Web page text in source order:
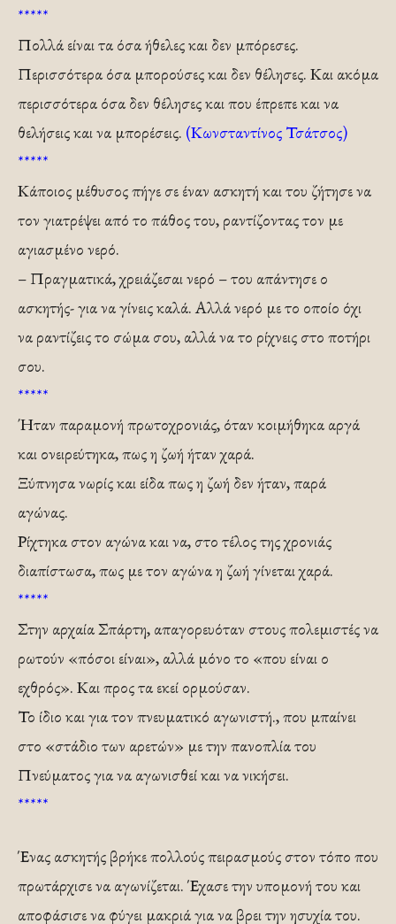
*****
Πολλά είναι τα όσα ήθελες και δεν μπόρεσες.
Περισσότερα όσα μπορούσες και δεν θέλησες. Και ακόμα
περισσότερα όσα δεν θέλησες και που έπρεπε και να
θελήσεις και να μπορέσεις. (Κωνσταντίνος Τσάτσος)
*****
Κάποιος μέθυσος πήγε σε έναν ασκητή και του ζήτησε να
τον γιατρέψει από το πάθος του, ραντίζοντας τον με
αγιασμένο νερό.
– Πραγματικά, χρειάζεσαι νερό – του απάντησε ο
ασκητής- για να γίνεις καλά. Αλλά νερό με το οποίο όχι
να ραντίζεις το σώμα σου, αλλά να το ρίχνεις στο ποτήρι
σου.
*****
Ήταν παραμονή πρωτοχρονιάς, όταν κοιμήθηκα αργά
και ονειρεύτηκα, πως η ζωή ήταν χαρά.
Ξύπνησα νωρίς και είδα πως η ζωή δεν ήταν, παρά
αγώνας.
Ρίχτηκα στον αγώνα και να, στο τέλος της χρονιάς
διαπίστωσα, πως με τον αγώνα η ζωή γίνεται χαρά.
*****
Στην αρχαία Σπάρτη, απαγορευόταν στους πολεμιστές να
ρωτούν «πόσοι είναι», αλλά μόνο το «που είναι ο
εχθρός». Και προς τα εκεί ορμούσαν.
Το ίδιο και για τον πνευματικό αγωνιστή., που μπαίνει
στο «στάδιο των αρετών» με την πανοπλία του
Πνεύματος για να αγωνισθεί και να νικήσει.
*****
Ένας ασκητής βρήκε πολλούς πειρασμούς στον τόπο που
πρωτάρχισε να αγωνίζεται. Έχασε την υπομονή του και
αποφάσισε να φύγει μακριά για να βρει την ησυχία του.